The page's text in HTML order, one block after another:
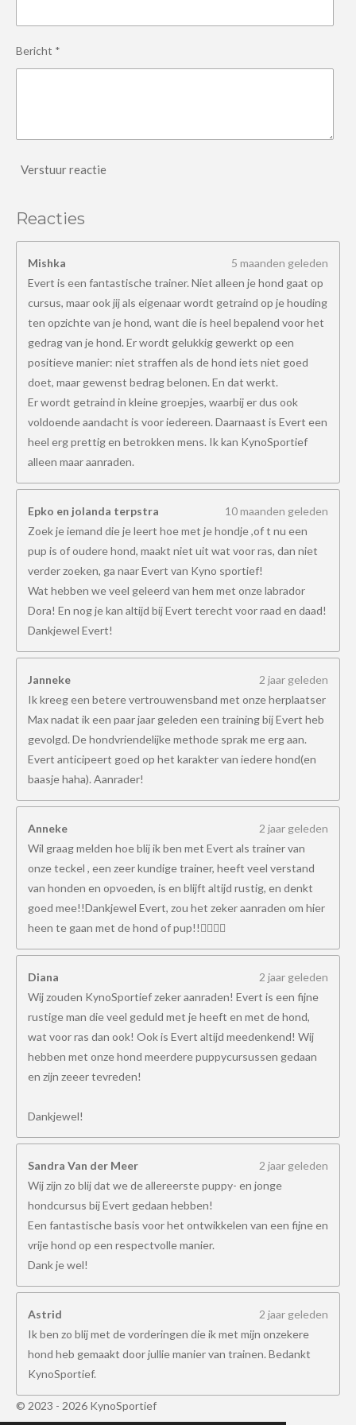
Bericht *
Verstuur reactie
Reacties
Mishka
5 maanden geleden
Evert is een fantastische trainer. Niet alleen je hond gaat op
cursus, maar ook jij als eigenaar wordt getraind op je houding
ten opzichte van je hond, want die is heel bepalend voor het
gedrag van je hond. Er wordt gelukkig gewerkt op een
positieve manier: niet straffen als de hond iets niet goed
doet, maar gewenst bedrag belonen. En dat werkt.
Er wordt getraind in kleine groepjes, waarbij er dus ook
voldoende aandacht is voor iedereen. Daarnaast is Evert een
heel erg prettig en betrokken mens. Ik kan KynoSportief
alleen maar aanraden.
Epko en jolanda terpstra
10 maanden geleden
Zoek je iemand die je leert hoe met je hondje ,of t nu een
pup is of oudere hond, maakt niet uit wat voor ras, dan niet
verder zoeken, ga naar Evert van Kyno sportief!
Wat hebben we veel geleerd van hem met onze labrador
Dora! En nog je kan altijd bij Evert terecht voor raad en daad!
Dankjewel Evert!
Janneke
2 jaar geleden
Ik kreeg een betere vertrouwensband met onze herplaatser
Max nadat ik een paar jaar geleden een training bij Evert heb
gevolgd. De hondvriendelijke methode sprak me erg aan.
Evert anticipeert goed op het karakter van iedere hond(en
baasje haha). Aanrader!
Anneke
2 jaar geleden
Wil graag melden hoe blij ik ben met Evert als trainer van
onze teckel , een zeer kundige trainer, heeft veel verstand
van honden en opvoeden, is en blijft altijd rustig, en denkt
goed mee!!Dankjewel Evert, zou het zeker aanraden om hier
heen te gaan met de hond of pup!!👍🏻👍🏻
Diana
2 jaar geleden
Wij zouden KynoSportief zeker aanraden! Evert is een fijne
rustige man die veel geduld met je heeft en met de hond,
wat voor ras dan ook! Ook is Evert altijd meedenkend! Wij
hebben met onze hond meerdere puppycursussen gedaan
en zijn zeeer tevreden!
Dankjewel!
Sandra Van der Meer
2 jaar geleden
Wij zijn zo blij dat we de allereerste puppy- en jonge
hondcursus bij Evert gedaan hebben!
Een fantastische basis voor het ontwikkelen van een fijne en
vrije hond op een respectvolle manier.
Dank je wel!
Astrid
2 jaar geleden
Ik ben zo blij met de vorderingen die ik met mijn onzekere
hond heb gemaakt door jullie manier van trainen. Bedankt
KynoSportief.
© 2023 - 2026 KynoSportief